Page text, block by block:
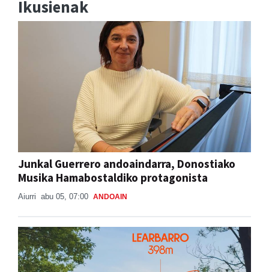
Ikusienak
Junkal Guerrero andoaindarra, Donostiako
Musika Hamabostaldiko protagonista
Aiurri abu 05, 07:00 ANDOAIN